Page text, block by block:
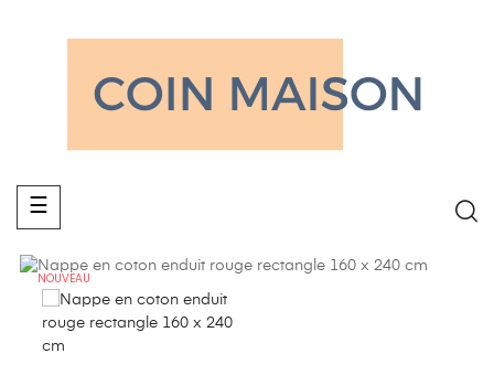
Basculer
la
navigation
☰
NOUVEAU